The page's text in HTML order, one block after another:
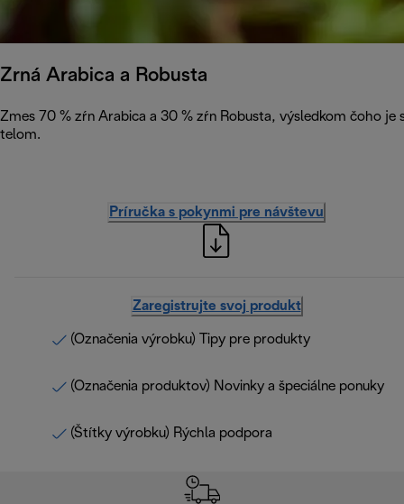
Zrná Arabica a Robusta
Zmes 70 % zŕn Arabica a 30 % zŕn Robusta, výsledkom čoho
telom.
Príručka s pokynmi pre návštevu
Zaregistrujte svoj produkt
(Označenia výrobku) Tipy pre produkty
(Označenia produktov) Novinky a špeciálne ponuky
(Štítky výrobku) Rýchla podpora